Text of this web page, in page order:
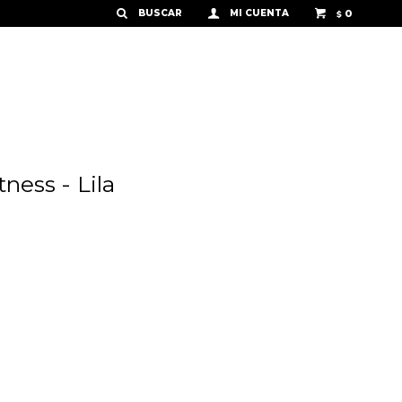
$ 0
- Lila